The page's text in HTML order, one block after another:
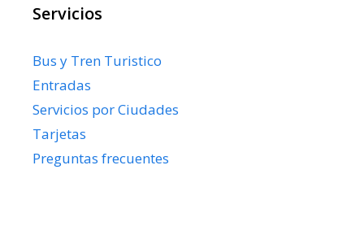
Servicios
Bus y Tren Turistico
Entradas
Servicios por Ciudades
Tarjetas
Preguntas frecuentes